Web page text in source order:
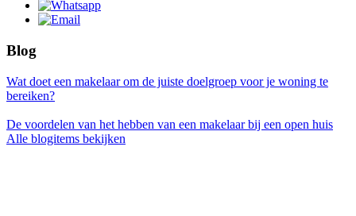
Blog
Wat doet een makelaar om de juiste doelgroep voor je woning te
bereiken?
De voordelen van het hebben van een makelaar bij een open huis
Alle blogitems bekijken